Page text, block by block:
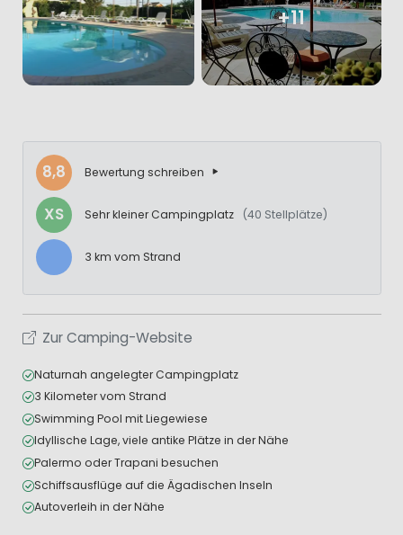
+11
8,8 Bewertung schreiben
XS Sehr kleiner Campingplatz (40 Stellplätze)
3 km vom Strand
Zur Camping-Website
Naturnah angelegter Campingplatz
3 Kilometer vom Strand
Swimming Pool mit Liegewiese
Idyllische Lage, viele antike Plätze in der Nähe
Palermo oder Trapani besuchen
Schiffsausflüge auf die Ägadischen Inseln
Autoverleih in der Nähe